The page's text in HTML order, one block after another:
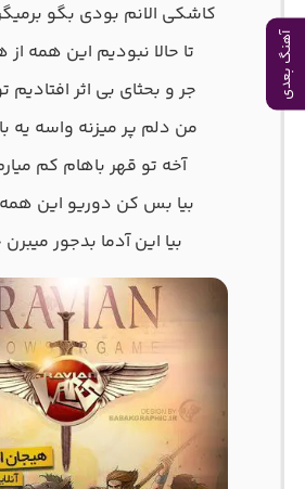
آهنگ بعدی
کاشکی الانم بودی بگو
تا حالا نبودیم این همه
جر و بحثای بی اثر
من دلم پر میزنه واسه یه
آخه تو قهر باهام کم
بیا بس کن دوریو این
بیا این آدما بدجور